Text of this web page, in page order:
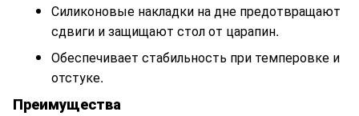
Силиконовые накладки на дне предотвращают
сдвиги и защищают стол от царапин.
Обеспечивает стабильность при темперовке и
отстуке.
Преимущества